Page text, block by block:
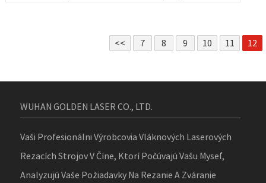
<< 7 8 9 10 11 12
WUHAN GOLDEN LASER CO., LTD.
Vaši Profesionálni Výrobcovia Vláknových Laserových
Rezacích Strojov V Číne, Ktorí Počúvajú Vašu Myseľ,
Analyzujú Vaše Požiadavky Na Rezanie A Zváranie